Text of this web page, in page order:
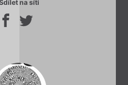
na síti